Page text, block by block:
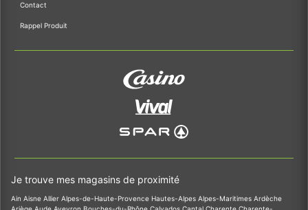
Contact
Rappel Produit
Je trouve mes magasins de proximité
Ain Aisne Allier Alpes-de-Haute-Provence Hautes-Alpes Alpes-Maritimes Ardèche